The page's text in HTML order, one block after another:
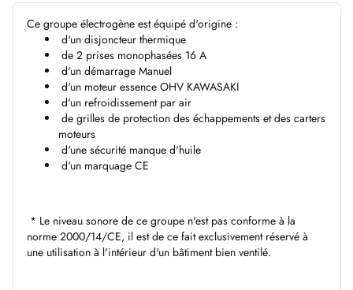
Ce groupe électrogène est équipé d'origine :
d'un disjoncteur thermique
de 2 prises monophasées 16 A
d'un démarrage Manuel
d'un moteur essence OHV KAWASAKI
d'un refroidissement par air
de grilles de protection des échappements et des carters
moteurs
d'une sécurité manque d'huile
d'un marquage CE
* Le niveau sonore de ce groupe n'est pas conforme à la
norme 2000/14/CE, il est de ce fait exclusivement réservé à
une utilisation à l'intérieur d'un bâtiment bien ventilé.